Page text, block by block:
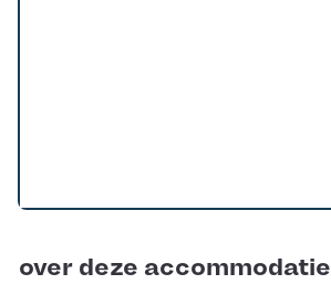
over deze accommodatie